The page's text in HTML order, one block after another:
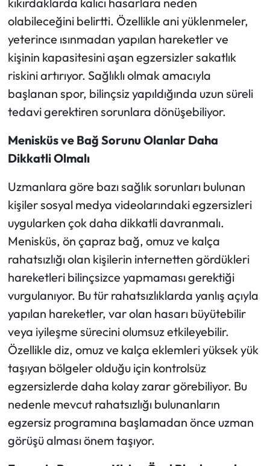
olabileceğini belirtti. Özellikle ani yüklenmeler,
yeterince ısınmadan yapılan hareketler ve
kişinin kapasitesini aşan egzersizler sakatlık
riskini artırıyor. Sağlıklı olmak amacıyla
başlanan spor, bilinçsiz yapıldığında uzun süreli
tedavi gerektiren sorunlara dönüşebiliyor.
Menisküs ve Bağ Sorunu Olanlar Daha
Dikkatli Olmalı
Uzmanlara göre bazı sağlık sorunları bulunan
kişiler sosyal medya videolarındaki egzersizleri
uygularken çok daha dikkatli davranmalı.
Menisküs, ön çapraz bağ, omuz ve kalça
rahatsızlığı olan kişilerin internetten gördükleri
hareketleri bilinçsizce yapmaması gerektiği
vurgulanıyor. Bu tür rahatsızlıklarda yanlış açıyla
yapılan hareketler, var olan hasarı büyütebilir
veya iyileşme sürecini olumsuz etkileyebilir.
Özellikle diz, omuz ve kalça eklemleri yüksek yük
taşıyan bölgeler olduğu için kontrolsüz
egzersizlerde daha kolay zarar görebiliyor. Bu
nedenle mevcut rahatsızlığı bulunanların
egzersiz programına başlamadan önce uzman
görüşü alması önem taşıyor.